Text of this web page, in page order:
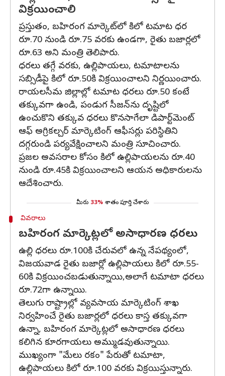
విక్రయించాలి
ప్రస్తుతం, బహిరంగ మార్కెట్‌లో కిలో టమాట ధర
రూ.70 నుండి రూ.75 వరకు ఉండగా, రైతు బజార్లలో
రూ.63 అని మంత్రి తెలిపారు.
ధరలు తగ్గే వరకు, ఉల్లిపాయలు, టమాటాలను
సబ్సిడీపై కిలో రూ.50కి విక్రయించాలని నిర్ణయించారు.
రాయలసీమ జిల్లాల్లో టమాట ధరలు రూ.50 కంటే
తక్కువగా ఉండి, పండుగ సీజన్‌ను దృష్టిలో
ఉంచుకొని తక్కువ ధరలు కొనసాగేలా డిపార్ట్‌మెంట్
ఆఫ్ అగ్రికల్చర్ మార్కెటింగ్ ఆఫీసర్లు పరిస్థితిని
దగ్గరుండి పర్యవేక్షించాలని మంత్రి సూచించారు.
ప్రజల అవసరాల కోసం కిలో ఉల్లిపాయలను రూ.40
నుండి రూ.45కి విక్రయించాలని ఆయన అధికారులను
ఆదేశించారు.
మీరు 33% శాతం పూర్తి చేశారు
వివరాలు
బహిరంగ మార్కెట్లలో అసాధారణ ధరలు
ఉల్లి ధరలు రూ.100కి చేరువలో ఉన్న నేపథ్యంలో,
విజయవాడ రైతు బజార్లో ఉల్లిపాయలు కిలో రూ.55-
60కి విక్రయించబడుతున్నాయి,అలాగే టమాటా ధరలు
రూ.72గా ఉన్నాయి.
తెలుగు రాష్ట్రాల్లో వ్యవసాయ మార్కెటింగ్ శాఖ
నిర్వహించే రైతు బజార్లలో ధరలు కాస్త తక్కువగా
ఉన్నా, బహిరంగ మార్కెట్లలో అసాధారణ ధరలు
కలిగిన కూరగాయలు అమ్ముడవుతున్నాయి.
ముఖ్యంగా "మేలు రకం" పేరుతో టమాటా,
ఉల్లిపాయలు కిలో రూ.100 వరకు విక్రయిస్తున్నారు.